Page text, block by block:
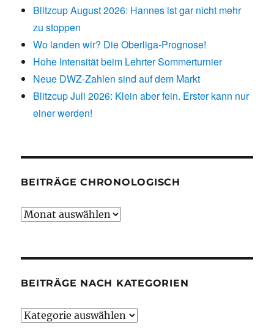
Blitzcup August 2026: Hannes ist gar nicht mehr
zu stoppen
Wo landen wir? Die Oberliga-Prognose!
Hohe Intensität beim Lehrter Sommerturnier
Neue DWZ-Zahlen sind auf dem Markt
Blitzcup Juli 2026: Klein aber fein. Erster kann nur
einer werden!
BEITRÄGE CHRONOLOGISCH
Beiträge
BEITRÄGE NACH KATEGORIEN
Beiträge